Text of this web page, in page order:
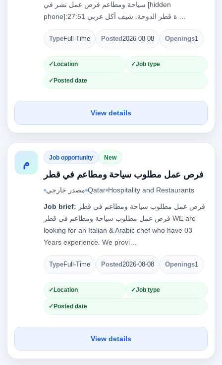
سياحة ومطاعم فرص عمل نشر في [hidden
TypeFull-Time Posted2026-08-08 Openings1
Location Job type
Posted date
View details
م Job opportunity New
فرص عمل مطلوب سياحة ومطاعم في قطر
مصدر خارجي Qatar Hospitality and Restaurants
Job brief:
فرص عمل مطلوب سياحة ومطاعم في قطر WE are
looking for an Italian & Arabic chef who have 03
Years experience. We provi…
TypeFull-Time Posted2026-08-08 Openings1
Location Job type
Posted date
View details